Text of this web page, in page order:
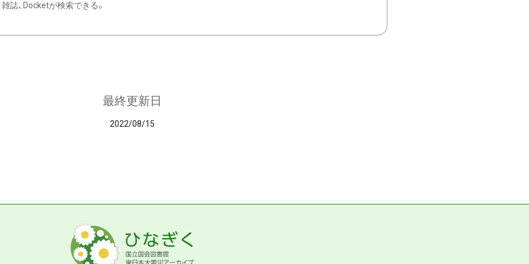
雑誌、Docketが検索できる。
最終更新日
2022/08/15